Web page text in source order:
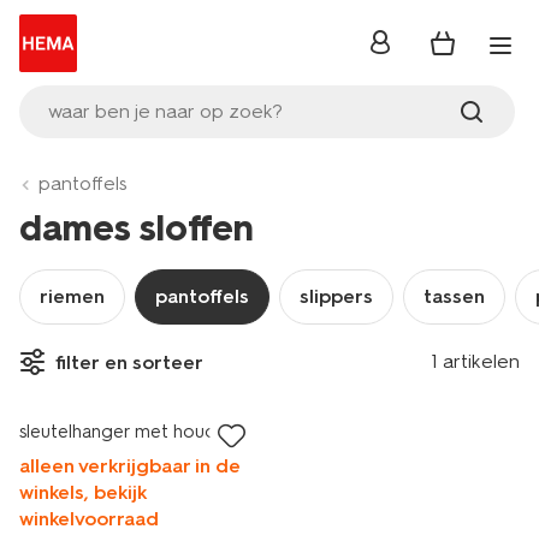
waar ben je naar op zoek?
inloggen
pantoffels
dames sloffen
riemen pantoffels slippers tassen
filter en sorteer 1 artikelen
sale
sleutelhanger met houder
alleen verkrijgbaar in de
winkels, bekijk
winkelvoorraad